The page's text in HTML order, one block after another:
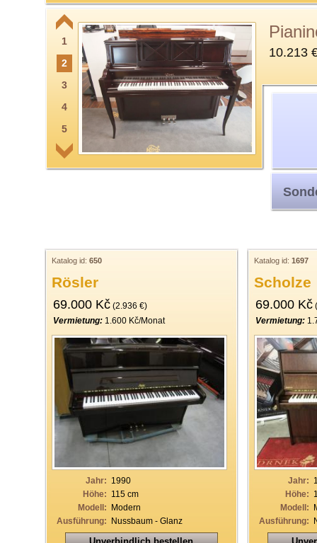
10.213
1
2
3
4
5
6
7
11
12
13
14
15
16
17
18
23
Katalog id: 650
Rösler
69.000 Kč (2.936 €)
Vermietung: 1.600 Kč/Monat
Jahr: 1990
Höhe: 115 cm
Modell: Modern
Ausführung: Nussbaum - Glanz
Katalog id: 1697
Scholze
69.000 Kč
Vermietung:
Jahr:
Höhe:
Modell:
Ausführung: